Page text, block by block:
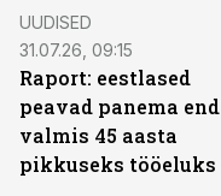
UUDISED
31.07.26, 09:15
Raport: eestlased
peavad panema end
valmis 45 aasta
pikkuseks tööeluks